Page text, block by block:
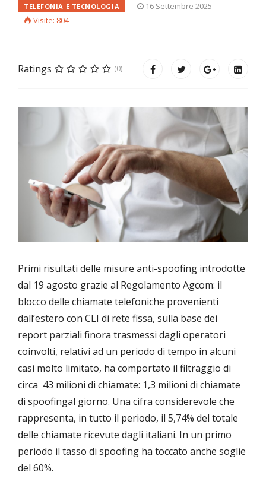
TELEFONIA E TECNOLOGIA
16 Settembre 2025
Visite: 804
Ratings (0)
Primi risultati delle misure anti-spoofing introdotte
dal 19 agosto grazie al Regolamento Agcom: il
blocco delle chiamate telefoniche provenienti
dall’estero con CLI di rete fissa, sulla base dei
report parziali finora trasmessi dagli operatori
coinvolti, relativi ad un periodo di tempo in alcuni
casi molto limitato, ha comportato il filtraggio di
circa 43 milioni di chiamate: 1,3 milioni di chiamate
di spoofingal giorno. Una cifra considerevole che
rappresenta, in tutto il periodo, il 5,74% del totale
delle chiamate ricevute dagli italiani. In un primo
periodo il tasso di spoofing ha toccato anche soglie
del 60%.